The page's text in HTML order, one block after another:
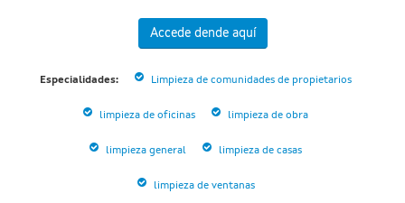
Accede dende aquí
Especialidades: Limpieza de comunidades de propietarios
limpieza de oficinas limpieza de obra
limpieza general limpieza de casas
limpieza de ventanas